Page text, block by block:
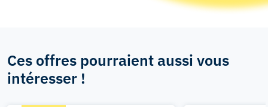
Ces offres pourraient aussi vous
intéresser !